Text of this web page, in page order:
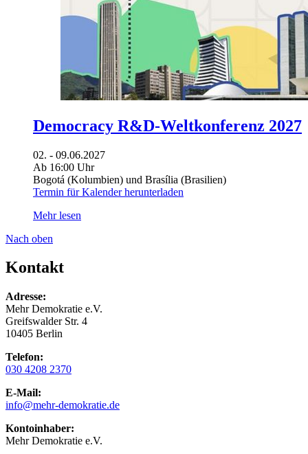
Democracy R&D-Weltkonferenz 2027
02. - 09.06.2027
Ab 16:00 Uhr
Bogotá (Kolumbien) und Brasília (Brasilien)
Termin für Kalender herunterladen
Mehr lesen
Nach oben
Kontakt
Adresse:
Mehr Demokratie e.V.
Greifswalder Str. 4
10405 Berlin
Telefon:
030 4208 2370
E-Mail:
info@mehr-demokratie.de
Kontoinhaber:
Mehr Demokratie e.V.